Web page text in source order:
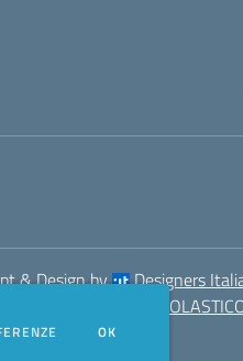
& Design by
Designers
DEI COOKIE
OK